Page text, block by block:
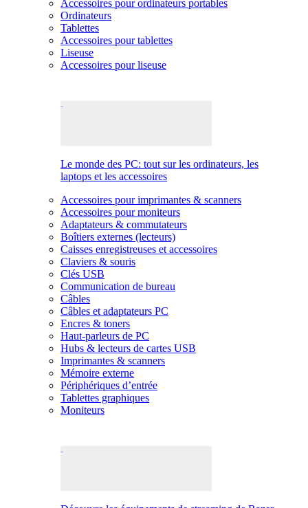
Accessoires pour ordinateurs portables
Ordinateurs
Tablettes
Accessoires pour tablettes
Liseuse
Accessoires pour liseuse
Le monde des PC: tout sur les ordinateurs, les
laptops et les accessoires
Accessoires pour imprimantes & scanners
Accessoires pour moniteurs
Adaptateurs & commutateurs
Boîtiers externes (lecteurs)
Caisses enregistreuses et accessoires
Claviers & souris
Clés USB
Communication de bureau
Câbles
Câbles et adaptateurs PC
Encres & toners
Haut-parleurs de PC
Hubs & lecteurs de cartes USB
Imprimantes & scanners
Mémoire externe
Périphériques d’entrée
Tablettes graphiques
Moniteurs